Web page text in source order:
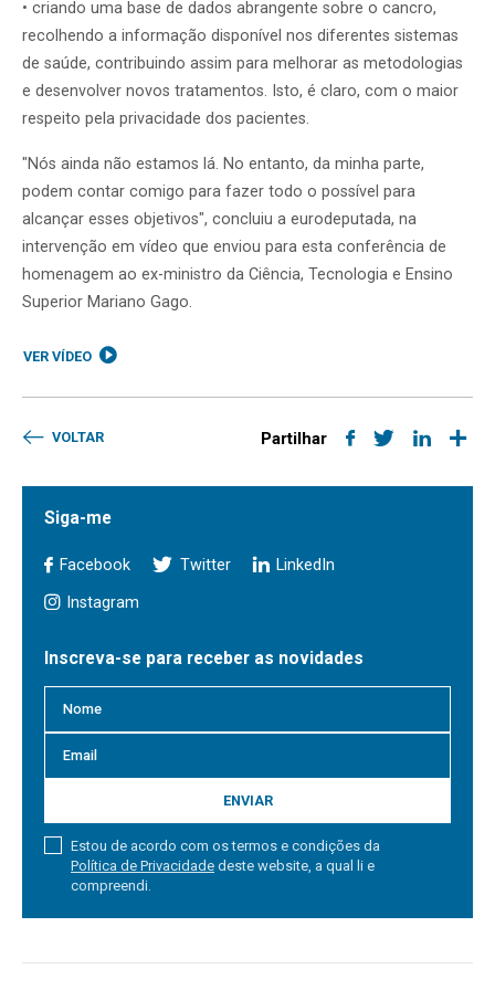
• criando uma base de dados abrangente sobre o cancro,
recolhendo a informação disponível nos diferentes sistemas
de saúde, contribuindo assim para melhorar as metodologias
e desenvolver novos tratamentos. Isto, é claro, com o maior
respeito pela privacidade dos pacientes.
"Nós ainda não estamos lá. No entanto, da minha parte,
podem contar comigo para fazer todo o possível para
alcançar esses objetivos", concluiu a eurodeputada, na
intervenção em vídeo que enviou para esta conferência de
homenagem ao ex-ministro da Ciência, Tecnologia e Ensino
Superior Mariano Gago.
VER VÍDEO
VOLTAR Partilhar
Siga-me
Facebook Twitter LinkedIn
Instagram
Inscreva-se para receber as novidades
ENVIAR
Estou de acordo com os termos e condições da
Política de Privacidade deste website, a qual li e
compreendi.